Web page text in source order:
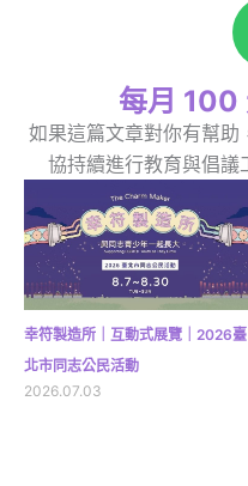
每月 100
如果這篇文章對你有幫助
協持續進行教育與倡議
幸符製造所｜互動式展覽｜2026臺
北市同志公民活動
2026.07.03